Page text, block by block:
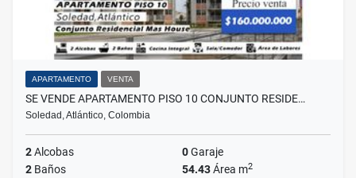
APARTAMENTO VENTA
SE VENDE APARTAMENTO PISO 10 CONJUNTO RESIDE…
Soledad, Atlántico, Colombia
2Alcobas 0Garaje
2 Baños 54.43Área m2